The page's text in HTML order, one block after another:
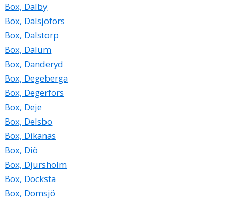
Box, Dalby
Box, Dalsjöfors
Box, Dalstorp
Box, Dalum
Box, Danderyd
Box, Degeberga
Box, Degerfors
Box, Deje
Box, Delsbo
Box, Dikanäs
Box, Diö
Box, Djursholm
Box, Docksta
Box, Domsjö